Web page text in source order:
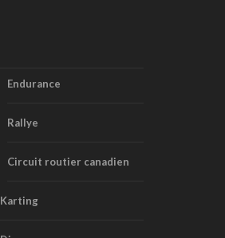
Endurance
Rallye
Circuit routier canadien
Karting